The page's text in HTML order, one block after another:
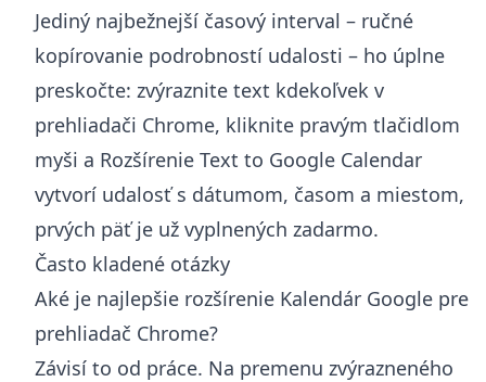
Jediný najbežnejší časový interval – ručné
kopírovanie podrobností udalosti – ho úplne
preskočte: zvýraznite text kdekoľvek v
prehliadači Chrome, kliknite pravým tlačidlom
myši a Rozšírenie Text to Google Calendar
vytvorí udalosť s dátumom, časom a miestom,
prvých päť je už vyplnených zadarmo.
Často kladené otázky
Aké je najlepšie rozšírenie Kalendár Google pre
prehliadač Chrome?
Závisí to od práce. Na premenu zvýrazneného